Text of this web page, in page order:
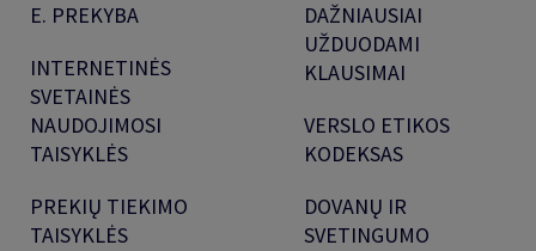
E. PREKYBA
INTERNETINĖS
SVETAINĖS
NAUDOJIMOSI
TAISYKLĖS
PREKIŲ TIEKIMO
TAISYKLĖS
DAŽNIAUSIAI
UŽDUODAMI
KLAUSIMAI
VERSLO ETIKOS
KODEKSAS
DOVANŲ IR
SVETINGUMO